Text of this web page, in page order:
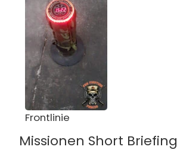
Frontlinie
Missionen Short Briefing